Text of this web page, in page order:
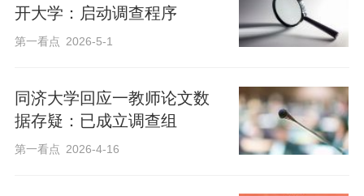
开大学：启动调查程序
第一看点 2026-5-1
同济大学回应一教师论文数
据存疑：已成立调查组
第一看点 2026-4-16